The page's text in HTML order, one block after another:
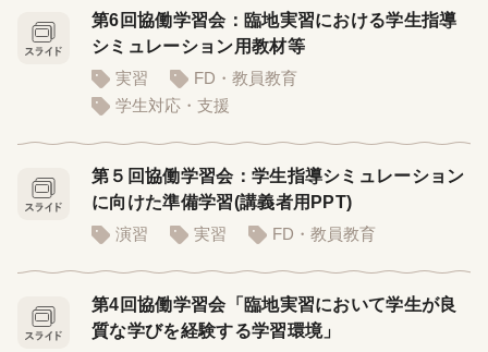
第6回協働学習会：臨地実習における学生指導
シミュレーション用教材等
実習
FD・教員教育
学生対応・支援
第５回協働学習会：学生指導シミュレーション
に向けた準備学習(講義者用PPT)
演習
実習 FD・教員教育
第4回協働学習会「臨地実習において学生が良
質な学びを経験する学習環境」